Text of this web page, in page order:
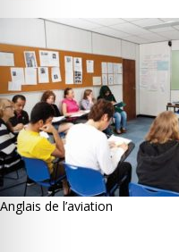
Anglais de l’aviation